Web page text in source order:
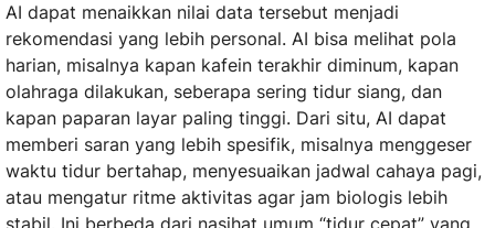
AI dapat menaikkan nilai data tersebut menjadi
rekomendasi yang lebih personal. AI bisa melihat pola
harian, misalnya kapan kafein terakhir diminum, kapan
olahraga dilakukan, seberapa sering tidur siang, dan
kapan paparan layar paling tinggi. Dari situ, AI dapat
memberi saran yang lebih spesifik, misalnya menggeser
waktu tidur bertahap, menyesuaikan jadwal cahaya pagi,
atau mengatur ritme aktivitas agar jam biologis lebih